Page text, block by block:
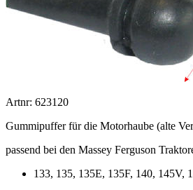
Artnr: 623120
Gummipuffer für die Motorhaube (alte
passend bei den Massey Ferguson
133, 135, 135E, 135F, 140, 145V,